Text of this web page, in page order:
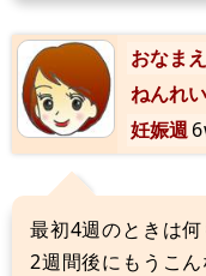
おなまえ
ねんれい
妊娠週
最初4週のときは
2週間後にもうこ